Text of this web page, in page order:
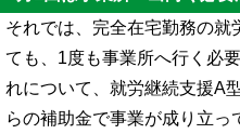
それでは、完全在宅勤務の就
ても、1度も事業所へ行く必
れについて、就労継続支援A
らの補助金で事業が成り立